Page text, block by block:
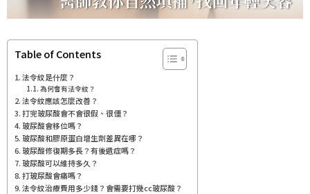
Table of Contents
法令紋是什麼？
為何會有法令紋？
法令紋應該怎麼改善？
打完玻尿酸會不會很假、很僵？
玻尿酸會移位嗎？
玻尿酸和膠原蛋白增生劑差異在哪？
玻尿酸修復期多長？有後遺症嗎？
玻尿酸可以維持多久？
打玻尿酸會痛嗎？
法令紋治療費用多少錢？會需要打幾cc玻尿酸？